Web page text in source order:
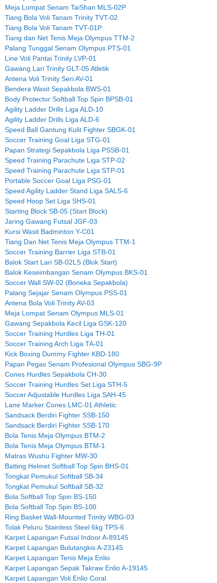
Meja Lompat Senam TaiShan MLS-02P
Tiang Bola Voli Tanam Trinity TVT-02
Tiang Bola Voli Tanam TVT-01P
Tiang dan Net Tenis Meja Olympus TTM-2
Palang Tunggal Senam Olympus PTS-01
Line Voli Pantai Trinity LVP-01
Gawang Lari Trinity GLT-05 Atletik
Antena Voli Trinity Seri AV-01
Bendera Wasit Sepakbola BWS-01
Body Protector Softball Top Spin BPSB-01
Agility Ladder Drills Liga ALD-10
Agility Ladder Drills Liga ALD-6
Speed Ball Gantung Kulit Fighter SBGK-01
Soccer Training Goal Liga STG-01
Papan Strategi Sepakbola Liga PSSB-01
Speed Training Parachute Liga STP-02
Speed Training Parachute Liga STP-01
Portable Soccer Goal Liga PSG-01
Speed Agility Ladder Stand Liga SALS-6
Speed Hoop Set Liga SHS-01
Starting Block SB-05 (Start Block)
Jaring Gawang Futsal JGF-03
Kursi Wasit Badminton Y-C01
Tiang Dan Net Tenis Meja Olympus TTM-1
Soccer Training Barrier Liga STB-01
Balok Start Lari SB-02LS (Blok Start)
Balok Keseimbangan Senam Olympus BKS-01
Soccer Wall SW-02 (Boneka Sepakbola)
Palang Sejajar Senam Olympus PSS-01
Antena Bola Voli Trinity AV-03
Meja Lompat Senam Olympus MLS-01
Gawang Sepakbola Kecil Liga GSK-120
Soccer Training Hurdles Liga TH-01
Soccer Training Arch Liga TA-01
Kick Boxing Dummy Fighter KBD-180
Papan Pegas Senam Profesional Olympus SBG-9P
Cones Hurdles Sepakbola CH-30
Soccer Training Hurdles Set Liga STH-5
Soccer Adjustable Hurdles Liga SAH-45
Lane Marker Cones LMC-01 Athletic
Sandsack Berdiri Fighter SSB-150
Sandsack Berdiri Fighter SSB-170
Bola Tenis Meja Olympus BTM-2
Bola Tenis Meja Olympus BTM-1
Matras Wushu Fighter MW-30
Batting Helmet Softball Top Spin BHS-01
Tongkat Pemukul Softball SB-34
Tongkat Pemukul Softball SB-32
Bola Softball Top Spin BS-150
Bola Softball Top Spin BS-100
Ring Basket Wall-Mounted Trinity WBG-03
Tolak Peluru Stainless Steel 6kg TPS-6
Karpet Lapangan Futsal Indoor A-89145
Karpet Lapangan Bulutangkis A-23145
Karpet Lapangan Tenis Meja Enlio
Karpet Lapangan Sepak Takraw Enlio A-19145
Karpet Lapangan Voli Enlio Coral